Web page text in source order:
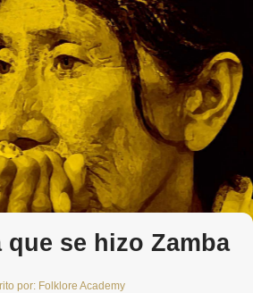
que se hizo Zamba
por: Folklore Academy